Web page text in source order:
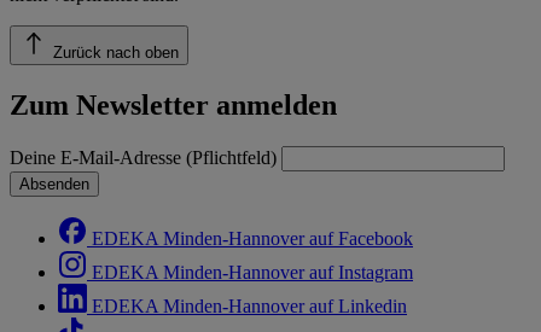
Zurück nach oben
Zum Newsletter anmelden
Deine E-Mail-Adresse (Pflichtfeld)
Absenden
EDEKA Minden-Hannover auf Facebook
EDEKA Minden-Hannover auf Instagram
EDEKA Minden-Hannover auf Linkedin